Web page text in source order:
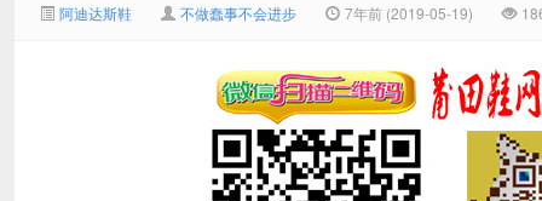
阿迪达斯鞋 不做蠢事不会进步 7年前 (2019-05-19)